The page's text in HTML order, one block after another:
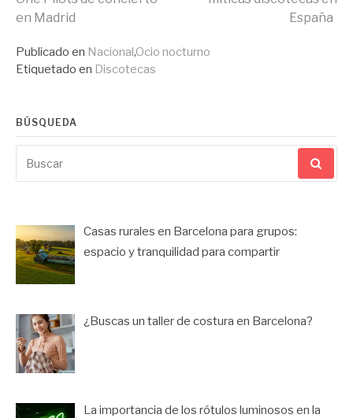
leyendo
en Madrid
España
Publicado en Nacional ,Ocio nocturno
Etiquetado en Discotecas
BÚSQUEDA
por:
Casas rurales en Barcelona para grupos:
espacio y tranquilidad para compartir
¿Buscas un taller de costura en Barcelona?
La importancia de los rótulos luminosos en la